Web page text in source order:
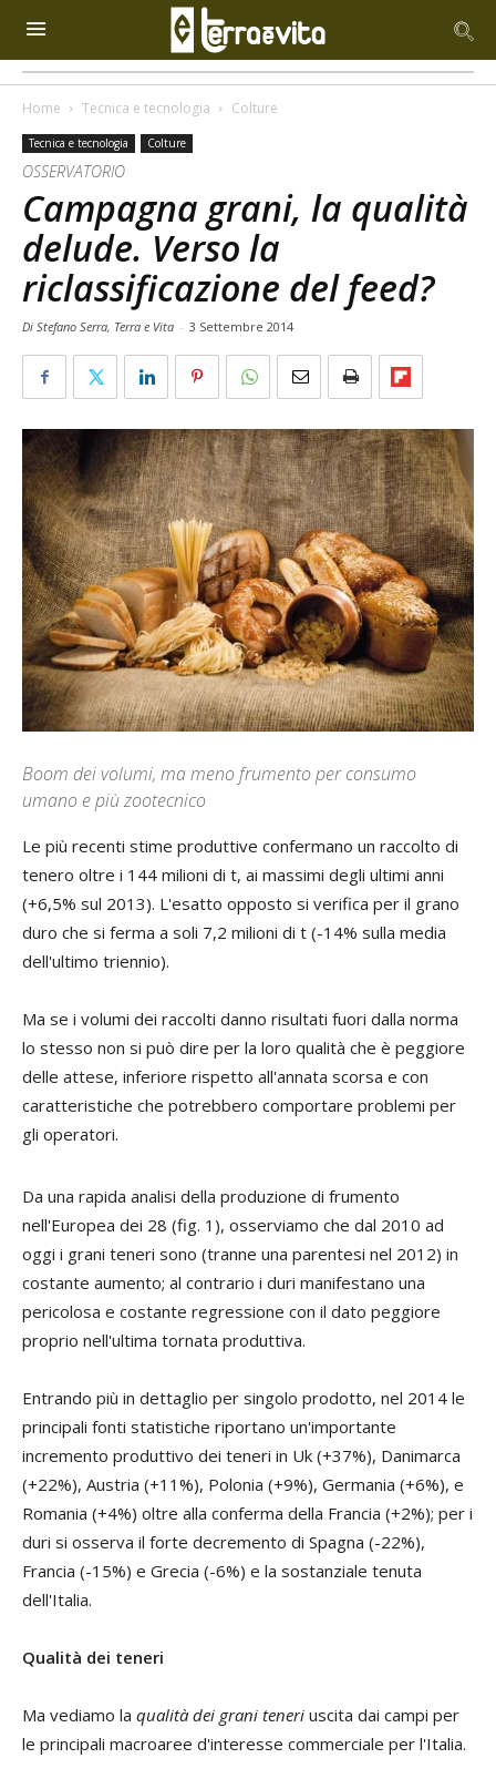
Home Tecnica e tecnologia Colture
Tecnica e tecnologia Colture
OSSERVATORIO
Campagna grani, la qualità
delude. Verso la
riclassificazione del feed?
Di Stefano Serra, Terra e Vita - 3 Settembre 2014
Boom dei volumi, ma meno frumento per consumo
umano e più zootecnico
Le più recenti stime produttive confermano un raccolto di
tenero oltre i 144 milioni di t, ai massimi degli ultimi anni
(+6,5% sul 2013). L'esatto opposto si verifica per il grano
duro che si ferma a soli 7,2 milioni di t (-14% sulla media
dell'ultimo triennio).
Ma se i volumi dei raccolti danno risultati fuori dalla norma
lo stesso non si può dire per la loro qualità che è peggiore
delle attese, inferiore rispetto all'annata scorsa e con
caratteristiche che potrebbero comportare problemi per
gli operatori.
Da una rapida analisi della produzione di frumento
nell'Europea dei 28 (fig. 1), osserviamo che dal 2010 ad
oggi i grani teneri sono (tranne una parentesi nel 2012) in
costante aumento; al contrario i duri manifestano una
pericolosa e costante regressione con il dato peggiore
proprio nell'ultima tornata produttiva.
Entrando più in dettaglio per singolo prodotto, nel 2014 le
principali fonti statistiche riportano un'importante
incremento produttivo dei teneri in Uk (+37%), Danimarca
(+22%), Austria (+11%), Polonia (+9%), Germania (+6%), e
Romania (+4%) oltre alla conferma della Francia (+2%); per i
duri si osserva il forte decremento di Spagna (-22%),
Francia (-15%) e Grecia (-6%) e la sostanziale tenuta
dell'Italia.
Qualità dei teneri
Ma vediamo la qualità dei grani teneri uscita dai campi per
le principali macroaree d'interesse commerciale per l'Italia.